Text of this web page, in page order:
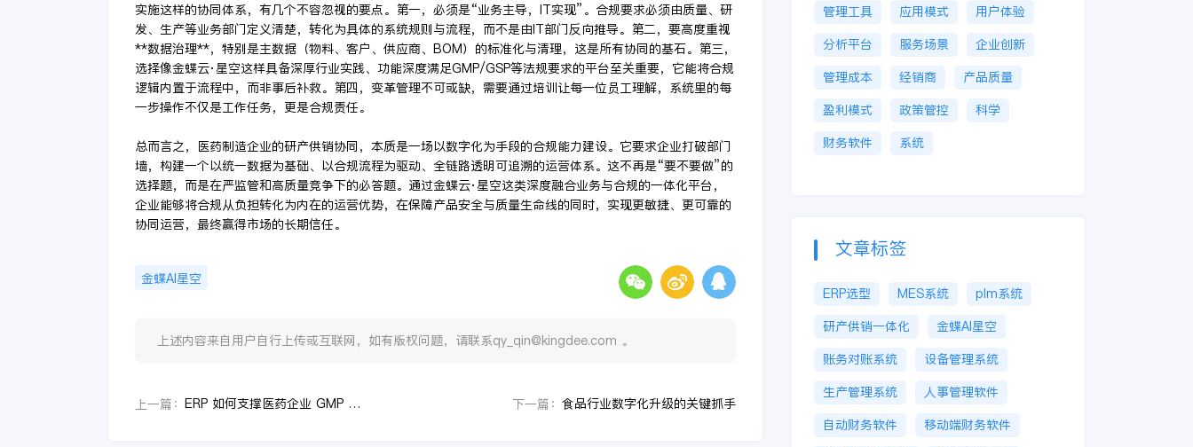
实施这样的协同体系，有几个不容忽视的要点。第一，必须是“业务主导，IT实现”。合规要求必须由质量、研
发、生产等业务部门定义清楚，转化为具体的系统规则与流程，而不是由IT部门反向推导。第二，要高度重视
**数据治理**，特别是主数据（物料、客户、供应商、BOM）的标准化与清理，这是所有协同的基石。第三，
选择像金蝶云·星空这样具备深厚行业实践、功能深度满足GMP/GSP等法规要求的平台至关重要，它能将合规
逻辑内置于流程中，而非事后补救。第四，变革管理不可或缺，需要通过培训让每一位员工理解，系统里的每
一步操作不仅是工作任务，更是合规责任。
总而言之，医药制造企业的研产供销协同，本质是一场以数字化为手段的合规能力建设。它要求企业打破部门
墙，构建一个以统一数据为基础、以合规流程为驱动、全链路透明可追溯的运营体系。这不再是“要不要做”的
选择题，而是在严监管和高质量竞争下的必答题。通过金蝶云·星空这类深度融合业务与合规的一体化平台，
企业能够将合规从负担转化为内在的运营优势，在保障产品安全与质量生命线的同时，实现更敏捷、更可靠的
协同运营，最终赢得市场的长期信任。
金蝶AI星空
上述内容来自用户自行上传或互联网，如有版权问题，请联系qy_qin@kingdee.com 。
上一篇： ERP 如何支撑医药企业 GMP 管理 下一篇： 食品行业数字化升级的关键抓手
管理工具
应用模式
用户体验
分析平台
服务场景
企业创新
管理成本
经销商
产品质量
盈利模式
政策管控
科学
财务软件
系统
文章标签
ERP选型 MES系统
plm系统
研产供销一体化
金蝶AI星空
账务对账系统
设备管理系统
生产管理系统
人事管理软件
自动财务软件
移动端财务软件